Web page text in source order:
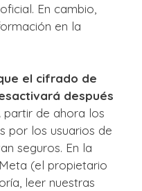
En cambio,
en la
el cifrado de
después
partir de ahora los
por los usuarios de
seguros. En la
(el propietario
leer nuestras